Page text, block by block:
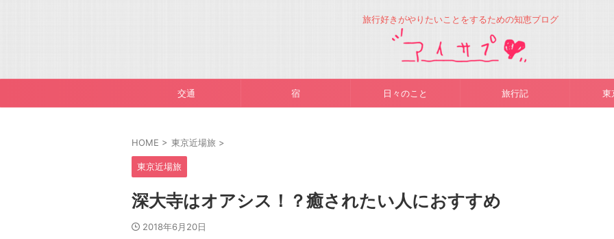
旅行好きがやりたいことをするための知恵ブログ
交通 宿 日々のこと 旅行記 東
HOME > 東京近場旅 >
東京近場旅
深大寺はオアシス！？癒されたい人におすすめ
2018年6月20日